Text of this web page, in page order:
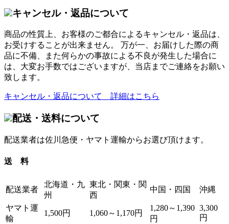
キャンセル・返品について
商品の性質上、お客様のご都合によるキャンセル・返品は、
お受けすることが出来ません。 万が一、お届けした際の商
品に不備、また何らかの事故による不良が発生した場合に
は、大変お手数ではございますが、当店までご連絡をお願い
致します。
キャンセル・返品について 詳細はこちら
配送・送料について
配送業者は佐川急便・ヤマト運輸からお選び頂けます。
送 料
配送業者
北海道・九
州
東北・関東・関
西
中国・四国 沖縄
ヤマト運
輸
1,500円 1,060～1,170円
1,280～1,390
円
3,300
円